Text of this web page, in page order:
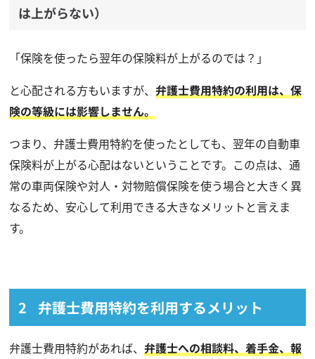
は上がらない）
「保険を使ったら翌年の保険料が上がるのでは？」
と心配される方もいますが、 弁護士費用特約の利用は、保
険の等級には影響しません。
つまり、弁護士費用特約を使ったとしても、翌年の自動車
保険料が上がる心配はないということです。この点は、通
常の車両保険や対人・対物賠償保険を使う場合と大きく異
なるため、安心して利用できる大きなメリットと言えま
す。
弁護士費用特約を利用するメリット
弁護士費用特約があれば、 弁護士への相談料、着手金、報